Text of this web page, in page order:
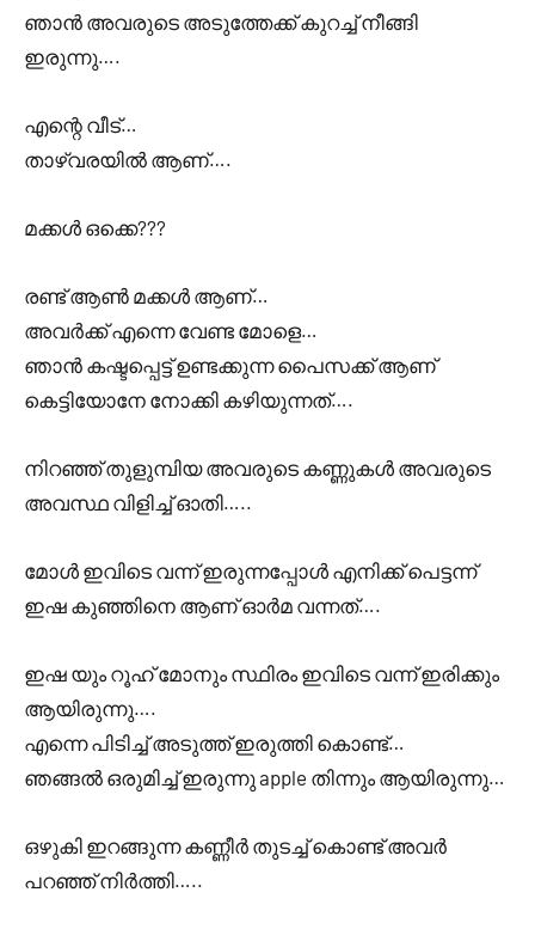
ഞാൻ അവരുടെ അടുത്തേക്ക് കുറച്ച് നീങ്ങി
ഇരുന്നു….
എന്റെ വീട്…
താഴ്‌വരയിൽ ആണ്….
മക്കൾ ഒക്കെ???
രണ്ട് ആൺ മക്കൾ ആണ്…
അവർക്ക് എന്നെ വേണ്ട മോളെ…
ഞാൻ കഷ്ടപ്പെട്ട് ഉണ്ടക്കുന്ന പൈസക്ക് ആണ്
കെട്ടിയോനേ നോക്കി കഴിയുന്നത്….
നിറഞ്ഞ് തുളുമ്പിയ അവരുടെ കണ്ണുകൾ അവരുടെ
അവസ്ഥ വിളിച്ച് ഓതി…..
മോൾ ഇവിടെ വന്ന് ഇരുന്നപ്പോൾ എനിക്ക് പെട്ടന്ന്
ഇഷ കുഞ്ഞിനെ ആണ് ഓർമ വന്നത്….
ഇഷ യും റൂഹ് മോനും സ്ഥിരം ഇവിടെ വന്ന് ഇരിക്കും
ആയിരുന്നു….
എന്നെ പിടിച്ച് അടുത്ത് ഇരുത്തി കൊണ്ട്…
ഞങ്ങൽ ഒരുമിച്ച് ഇരുന്നു apple തിന്നും ആയിരുന്നു…
ഒഴുകി ഇറങ്ങുന്ന കണ്ണീർ തുടച്ച് കൊണ്ട് അവർ
പറഞ്ഞ് നിർത്തി…..